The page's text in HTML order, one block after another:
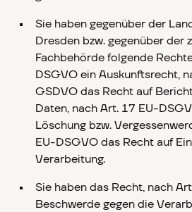
Sie haben gegenüber der
Dresden bzw. gegenüber der
Fachbehörde folgende
DSGVO ein Auskunftsrecht,
GSDVO das Recht auf
Daten, nach Art. 17 EU-
Löschung bzw.
EU-DSGVO das Recht auf
Verarbeitung.
Sie haben das Recht, nach
Beschwerde gegen die